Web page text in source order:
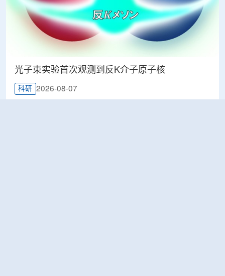
光子束实验首次观测到反K介子原子核
科研 2026-08-07